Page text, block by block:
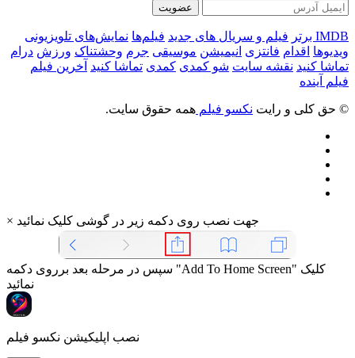
عضویت
IMDB برتر فیلم و سریال های جدید فیلم‌ها نمایش‌های تلویزیونی
ویدیوها اقدام فانتزی انیمیشن موسیقی جرم وحشتناک ورزش درام
تماشا کنید نقشه سایت شو کمدی کمدی تماشا کنید آخرین فیلم
فیلم آینده
© حق کلی و رایت نکسو فیلم همه حقوق سایت.
× جهت نصب روی دکمه زیر در گوشی کلیک نمائید
سپس در مرحله بعد برروی دکمه "Add To Home Screen" کلیک
نمائید
نصب اپلیکیشن نکسو فیلم